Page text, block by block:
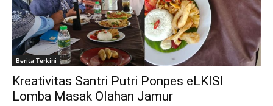
Berita Terkini
Kreativitas Santri Putri Ponpes eLKISI
Lomba Masak Olahan Jamur